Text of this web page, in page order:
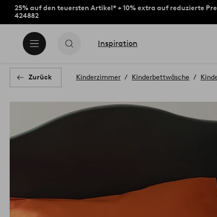
25% auf den teuersten Artikel* + 10% extra auf reduzierte
424882
Inspiration
Zurück Kinderzimmer Kinderbettwäsche